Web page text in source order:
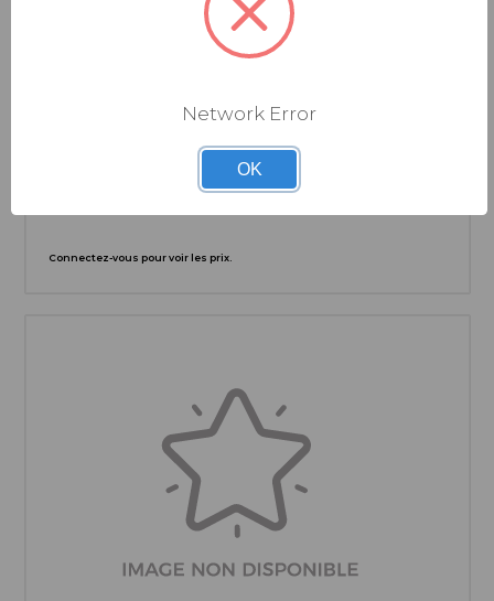
KIT UPGRADE ROCKSHOX DAMPER ISOLATOR RC 3
POSITIONS DOMAIN 38MM C1+ (2025+)
Connectez-vous pour voir les prix.
Network Error
OK